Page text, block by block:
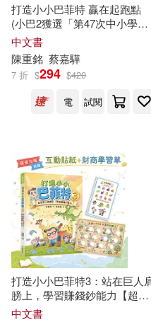
陳重陽(1)
元照出版(1)
北京時代華文書局(1)
可超商取貨(34)
可海外宅配(34)
可港澳店取(34)
可新加坡店取(34)
打造小小巴菲特 贏在起跑點
(小巴2獲選「第47次中小學生
讀物選介」系列推薦好書)：
重 銘的親子理財15堂課
中文書
陳重銘 蔡嘉驊
7 折 $294 $420
電
試閱
打造小小巴菲特3：站在巨人
膀上，學習賺錢鈔能力【超值
加碼：互動貼紙+財商學習單】
中文書